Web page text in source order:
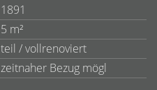
1891
5 m²
teil / vollrenoviert
zeitnaher Bezug mögl